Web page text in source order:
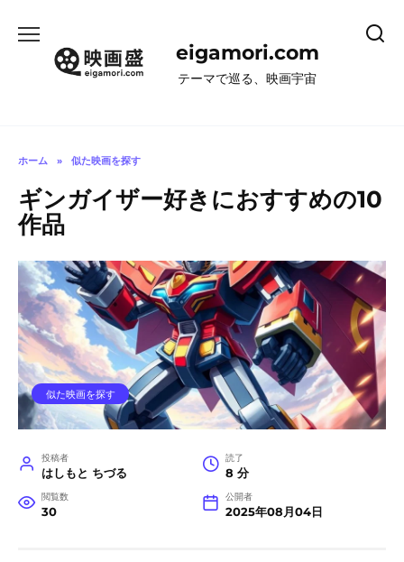
eigamori.com
テーマで巡る、映画宇宙
ホーム » 似た映画を探す
ギンガイザー好きにおすすめの10
作品
似た映画を探す
投稿者
はしもと ちづる
読了
8 分
閲覧数
30
公開者
2025年08月04日